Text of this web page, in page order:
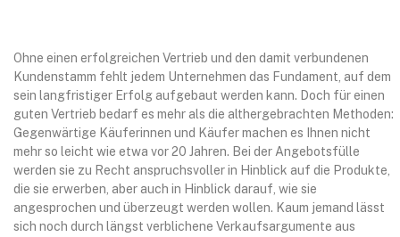
Ohne einen erfolgreichen Vertrieb und den damit verbundenen
Kundenstamm fehlt jedem Unternehmen das Fundament, auf dem
sein langfristiger Erfolg aufgebaut werden kann. Doch für einen
guten Vertrieb bedarf es mehr als die althergebrachten Methoden:
Gegenwärtige Käuferinnen und Käufer machen es Ihnen nicht
mehr so leicht wie etwa vor 20 Jahren. Bei der Angebotsfülle
werden sie zu Recht anspruchsvoller in Hinblick auf die Produkte,
die sie erwerben, aber auch in Hinblick darauf, wie sie
angesprochen und überzeugt werden wollen. Kaum jemand lässt
sich noch durch längst verblichene Verkaufsargumente aus